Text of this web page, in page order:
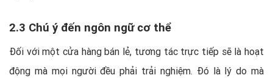
2.3 Chú ý đến ngôn ngữ cơ thể
Đối với một cửa hàng bán lẻ, tương tác trực tiếp sẽ là hoạt
động mà mọi người đều phải trải nghiệm. Đó là lý do mà